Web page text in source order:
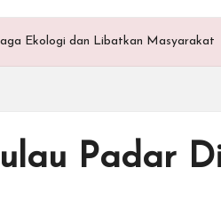
Ekologi dan Libatkan Masyarakat
Padar